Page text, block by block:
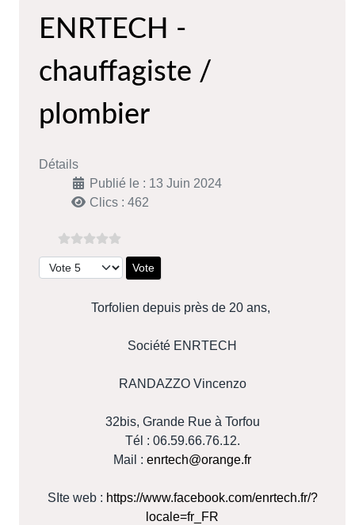
ENRTECH -
chauffagiste /
plombier
Détails
Publié le : 13 Juin 2024
Clics : 462
Veuillez voter
Torfolien depuis près de 20 ans,
Société ENRTECH
RANDAZZO Vincenzo
32bis, Grande Rue à Torfou
Tél : 06.59.66.76.12.
Mail : enrtech@orange.fr
SIte web : https://www.facebook.com/enrtech.fr/?
locale=fr_FR